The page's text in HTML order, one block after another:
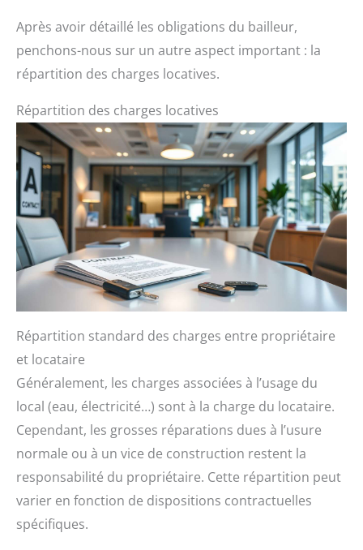
Après avoir détaillé les obligations du bailleur,
penchons-nous sur un autre aspect important : la
répartition des charges locatives.
Répartition des charges locatives
Répartition standard des charges entre propriétaire
et locataire
Généralement, les charges associées à l’usage du
local (eau, électricité…) sont à la charge du locataire.
Cependant, les grosses réparations dues à l’usure
normale ou à un vice de construction restent la
responsabilité du propriétaire. Cette répartition peut
varier en fonction de dispositions contractuelles
spécifiques.